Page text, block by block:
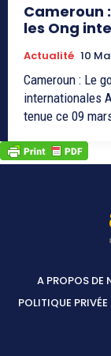
Cameroun
les Ong
Actualité 10
Cameroun : Le
internationales Au cours d’une conférence de presse
tenue ce 09
A PROPOS DE
POLITIQUE PRIVÉE